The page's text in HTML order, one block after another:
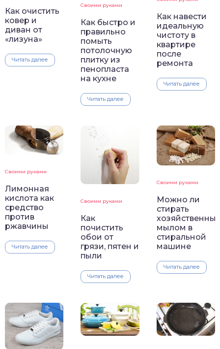
Как очистить
ковер и
диван от
«лизуна»
Читать далее
Своими руками
Как быстро и
правильно
помыть
потолочную
плитку из
пенопласта
на кухне
Читать далее
Как навести
идеальную
чистоту в
квартире
после
ремонта
Читать далее
Своими руками
Лимонная
кислота как
средство
против
ржавчины
Читать далее
Своими руками
Как
почистить
обои от
грязи, пятен и
пыли
Читать далее
Своими руками
Можно ли
стирать
мылом в
стиральной
машине
Читать далее